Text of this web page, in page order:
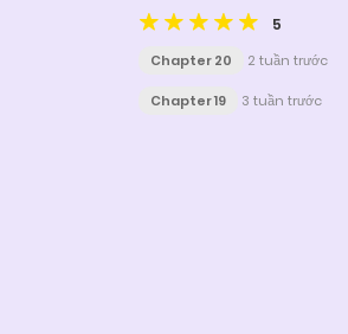
5
Chapter 20 2 tuần trước
Chapter 19 3 tuần trước